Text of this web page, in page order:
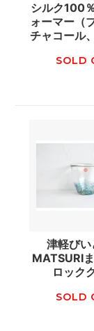
シルク100
ォーマー（
チャコール
SOLD
津軽び
MATSURI
ロック
SOLD